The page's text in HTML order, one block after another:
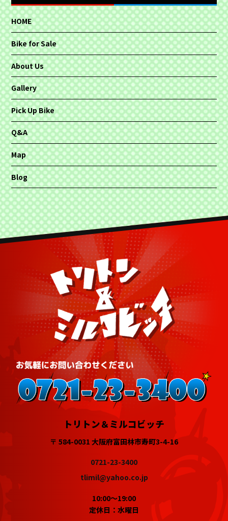
HOME
Bike for Sale
About Us
Gallery
Pick Up Bike
Q&A
Map
Blog
トリトン＆ミルコビッチ
〒 584-0031 大阪府富田林市寿町3-4-16
0721-23-3400
tlimil@yahoo.co.jp
10:00～19:00
定休日：水曜日